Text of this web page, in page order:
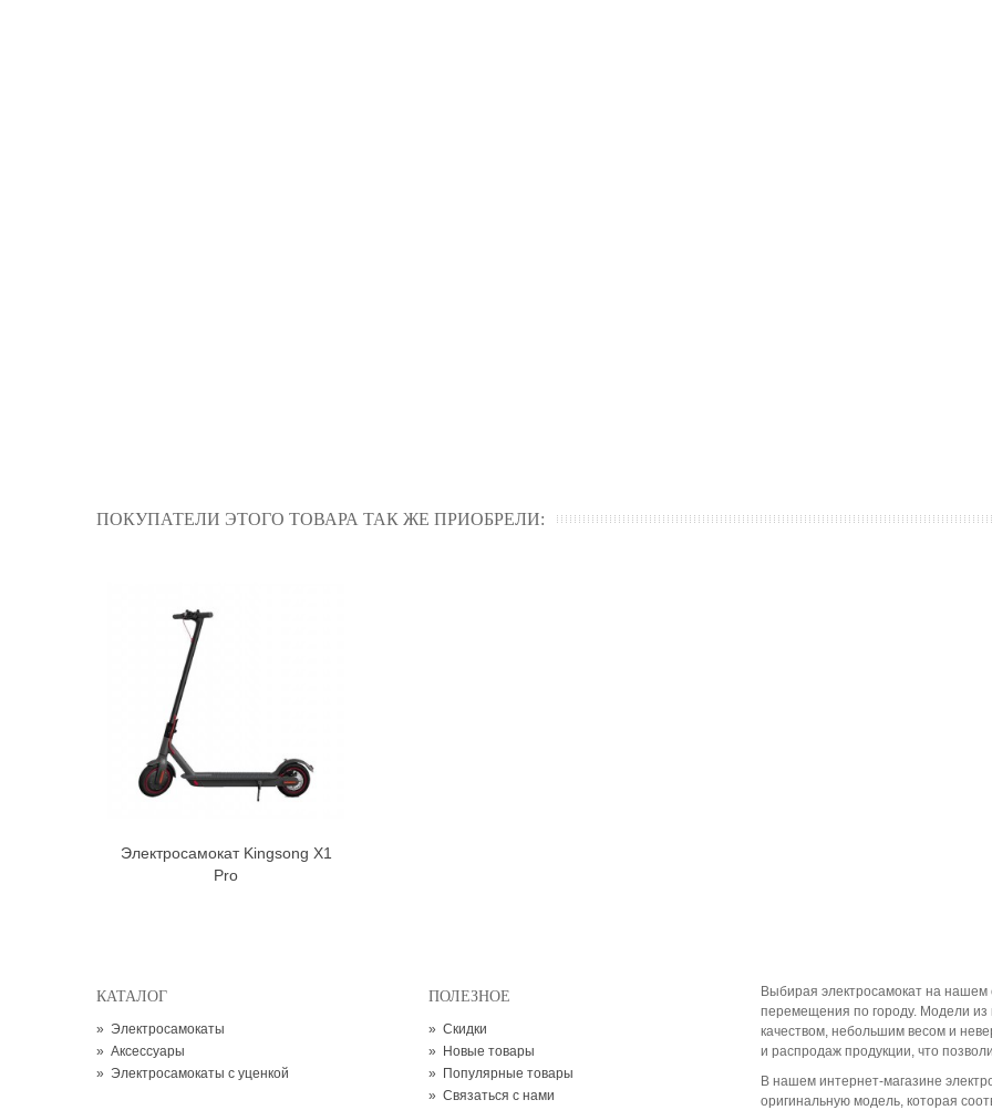
ПОКУПАТЕЛИ ЭТОГО ТОВАРА ТАК ЖЕ ПРИОБРЕЛИ:
В корзину
Электросамокат Kingsong X1
Pro
КАТАЛОГ
» Электросамокаты
» Аксессуары
» Электросамокаты с уценкой
ПОЛЕЗНОЕ
» Скидки
» Новые товары
» Популярные товары
» Связаться с нами
Выбирая электросамокат на нашем
перемещения по городу. Модели из
качеством, небольшим весом и
и распродаж продукции, что
В нашем интернет-магазине
оригинальную модель, которая